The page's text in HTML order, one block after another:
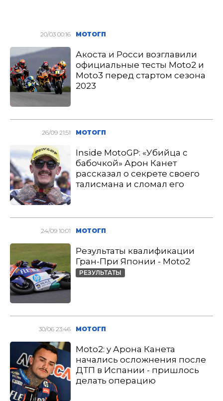
20/03 00:16 МОТОГП
Акоста и Росси возглавили
официальные тесты Moto2 и
Moto3 перед стартом сезона
2023
26/09 21:51 МОТОГП
Inside MotoGP: «Убийца с
бабочкой» Арон Канет
рассказал о секрете своего
талисмана и сломал его
24/09 10:01 МОТОГП
Результаты квалификации
Гран-При Японии - Moto2
РЕЗУЛЬТАТЫ
30/06 23:46 МОТОГП
Moto2: у Арона Канета
начались осложнения после
ДТП в Испании - пришлось
делать операцию